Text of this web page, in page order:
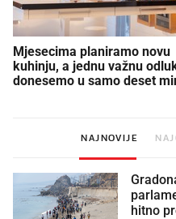
Mjesecima planiramo novu
kuhinju, a jednu važnu
donesemo u samo deset
NAJNOVIJE
hitno